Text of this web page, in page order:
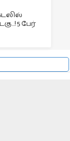
5 பேர்